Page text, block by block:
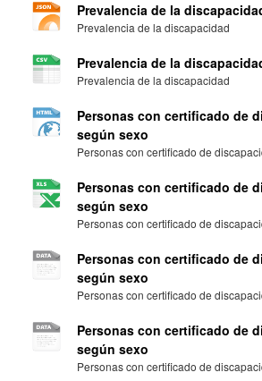
Prevalencia de la
Prevalencia de la discapacidad
Prevalencia de la
Prevalencia de la discapacidad
Personas con certificado de
según sexo
Personas con certificado de
Personas con certificado de
según sexo
Personas con certificado de
Personas con certificado de
según sexo
Personas con certificado de
Personas con certificado de
según sexo
Personas con certificado de